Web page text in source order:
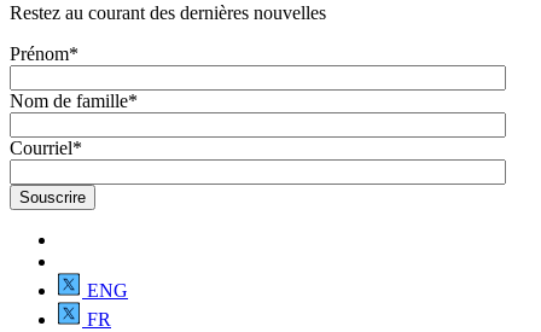
Restez au courant des dernières nouvelles
Prénom*
Nom de famille*
Courriel*
ENG
FR